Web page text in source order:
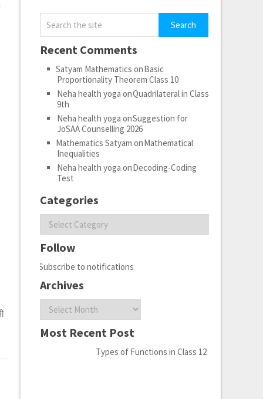
Recent Comments
Satyam Mathematics onBasic
Proportionality Theorem Class 10
Neha health yoga onQuadrilateral in Class
9th
Neha health yoga onSuggestion for
JoSAA Counselling 2026
Mathematics Satyam onMathematical
Inequalities
Neha health yoga onDecoding-Coding
Test
Categories
Categories
Follow
Subscribe to notifications
Archives
Archives
Most Recent Post
Types of Functions in Class 12